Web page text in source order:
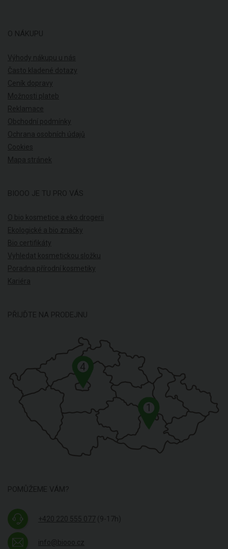
O NÁKUPU
Výhody nákupu u nás
Často kladené dotazy
Ceník dopravy
Možnosti plateb
Reklamace
Obchodní podmínky
Ochrana osobních údajů
Cookies
Mapa stránek
BIOOO JE TU PRO VÁS
O bio kosmetice a eko drogerii
Ekologické a bio značky
Bio certifikáty
Vyhledat kosmetickou složku
Poradna přírodní kosmetiky
Kariéra
PŘIJĎTE NA PRODEJNU
1
4
POMŮŽEME VÁM?
+420 220 555 077 (9-17h)
info@biooo.cz